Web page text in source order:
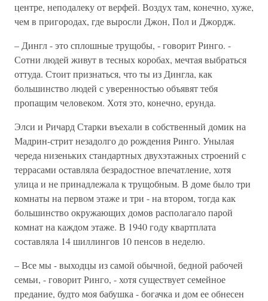
центре, неподалеку от верфей. Воздух там, конечно, хуже,
чем в пригородах, где выросли Джон, Пол и Джордж.
– Дингл - это сплошные трущобы, - говорит Ринго. -
Сотни людей живут в тесных коробах, мечтая выбраться
оттуда. Стоит признаться, что ты из Дингла, как
большинство людей с уверенностью объявят тебя
пропащим человеком. Хотя это, конечно, ерунда.
Элси и Ричард Старки въехали в собственный домик на
Мадрин-стрит незадолго до рождения Ринго. Унылая
череда низеньких стандартных двухэтажных строений с
террасами оставляла безрадостное впечатление, хотя
улица и не принадлежала к трущобным. В доме было три
комнаты на первом этаже и три - на втором, тогда как
большинство окружающих домов располагало парой
комнат на каждом этаже. В 1940 году квартплата
составляла 14 шиллингов 10 пенсов в неделю.
– Все мы - выходцы из самой обычной, бедной рабочей
семьи, - говорит Ринго, - хотя существует семейное
предание, будто моя бабушка - богачка и дом ее обнесен